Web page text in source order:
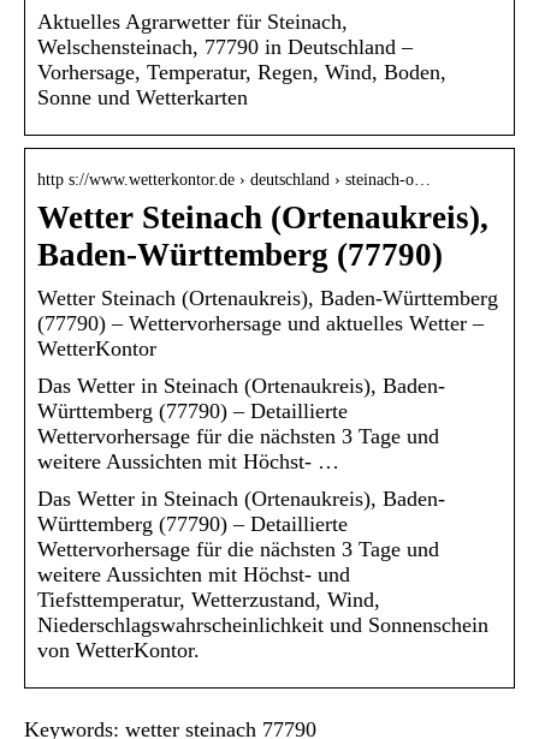
Aktuelles Agrarwetter für Steinach,
Welschensteinach, 77790 in Deutschland –
Vorhersage, Temperatur, Regen, Wind, Boden,
Sonne und Wetterkarten
http s://www.wetterkontor.de › deutschland › steinach-o…
Wetter Steinach (Ortenaukreis),
Baden-Württemberg (77790)
Wetter Steinach (Ortenaukreis), Baden-Württemberg
(77790) – Wettervorhersage und aktuelles Wetter –
WetterKontor
Das Wetter in Steinach (Ortenaukreis), Baden-
Württemberg (77790) – Detaillierte
Wettervorhersage für die nächsten 3 Tage und
weitere Aussichten mit Höchst- …
Das Wetter in Steinach (Ortenaukreis), Baden-
Württemberg (77790) – Detaillierte
Wettervorhersage für die nächsten 3 Tage und
weitere Aussichten mit Höchst- und
Tiefsttemperatur, Wetterzustand, Wind,
Niederschlagswahrscheinlichkeit und Sonnenschein
von WetterKontor.
Keywords: wetter steinach 77790